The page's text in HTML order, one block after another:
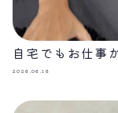
自宅でもお仕事
2026.06.16